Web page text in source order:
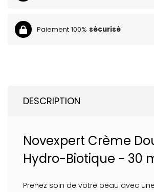
Paiement 100% sécurisé
DESCRIPTION
Novexpert Crème
Hydro-Biotique - 30
Prenez soin de votre peau avec